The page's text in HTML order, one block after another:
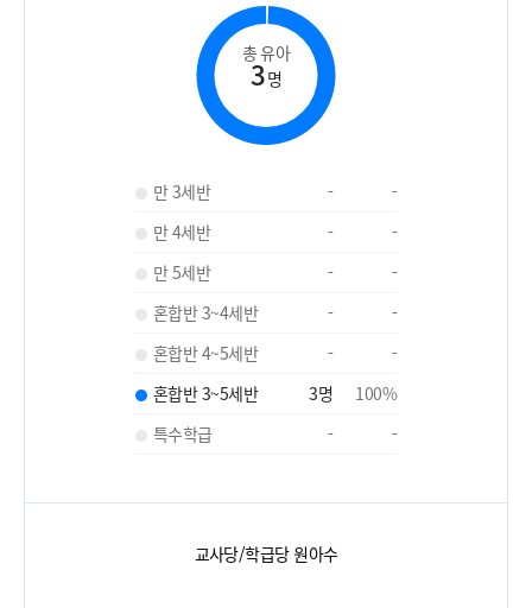
총 유아
3명
만 3세반 -
-
만 4세반
-
-
만 5세반
-
-
혼합반 3~4세반
-
-
혼합반 4~5세반
-
-
혼합반 3~5세반
3명 100%
특수학급
- -
교사당/학급당 원아수